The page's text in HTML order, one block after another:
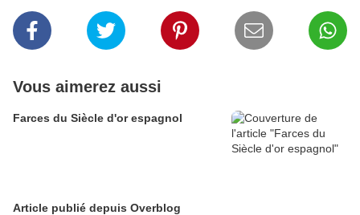
Vous aimerez aussi
Farces du Siècle d'or espagnol
Article publié depuis Overblog